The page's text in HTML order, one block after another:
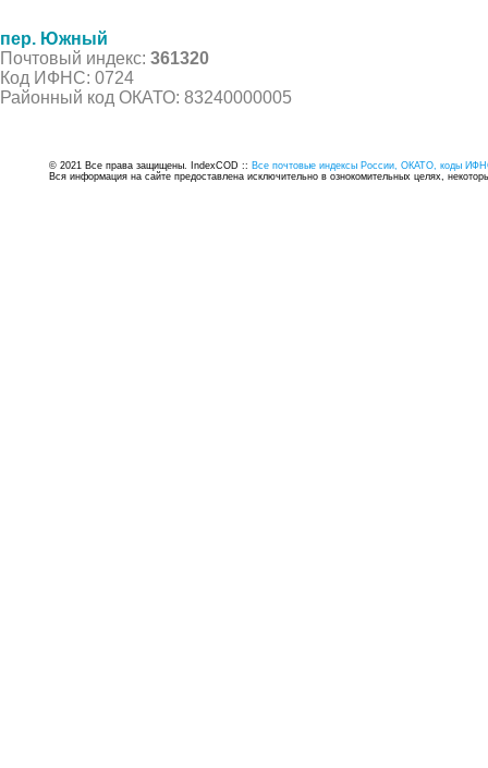
пер. Южный
Почтовый индекс: 361320
Код ИФНС: 0724
Районный код ОКАТО: 83240000005
© 2021 Все права защищены. IndexCOD :: Все почтовые индексы России, ОКАТО, коды
Вся информация на сайте предоставлена исключительно в ознокомительных целях,